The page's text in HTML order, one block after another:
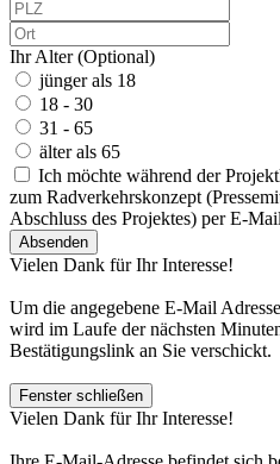
Ihr Alter (Optional)
jünger als 18
18 - 30
31 - 65
älter als 65
Ich möchte während der
zum Radverkehrskonzept
Abschluss des Projektes) per E-
Absenden
Vielen Dank für Ihr Interesse!
Um die angegebene E-Mail
wird im Laufe der nächsten
Bestätigungslink an Sie verschickt.
Fenster schließen
Vielen Dank für Ihr Interesse!